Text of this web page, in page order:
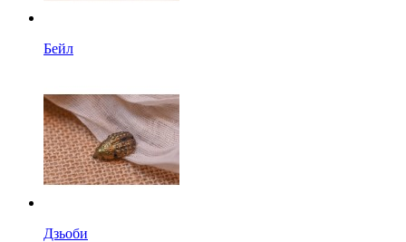
Бейл
Дзьоби